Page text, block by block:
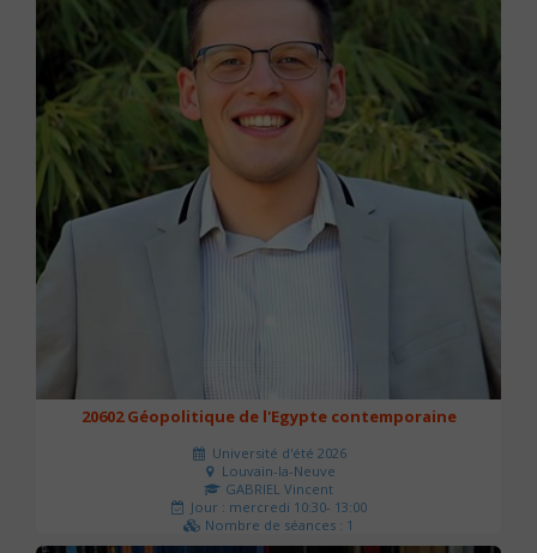
20602 Géopolitique de l'Egypte contemporaine
Université d'été 2026
Louvain-la-Neuve
GABRIEL Vincent
Jour : mercredi 10:30- 13:00
Nombre de séances : 1
21 €